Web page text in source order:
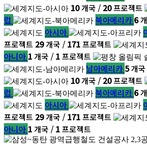
10개국 / 20프로젝트
럽
북아메리카 6
아시아
프로젝트 29개국 / 171프로젝트
아니아 1개국 / 1프로젝트
남아메리카 5개
10개국 / 20프로젝트
럽
북아메리카 6
아시아
프로젝트 29개국 / 171프로젝트
아니아 1개국 / 1프로젝트